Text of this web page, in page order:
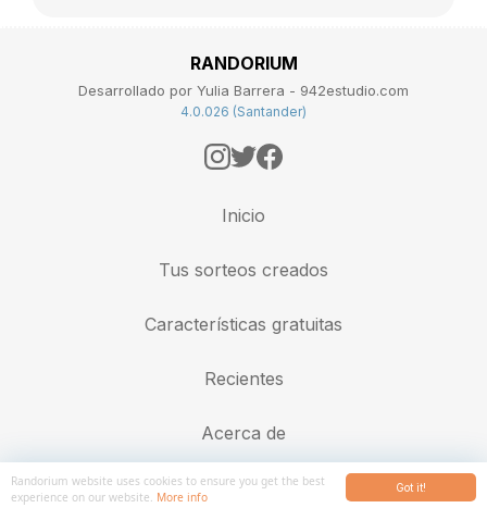
RANDORIUM
Desarrollado por Yulia Barrera - 942estudio.com
4.0.026 (Santander)
Inicio
Tus sorteos creados
Características gratuitas
Recientes
Acerca de
Got it!
Randorium website uses cookies to ensure you get the best
experience on our website. More info